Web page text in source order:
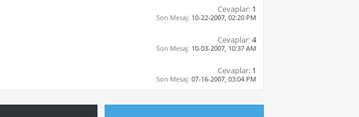
Cevaplar: 1
Son Mesaj: 10-22-2007, 02:20 PM
Cevaplar:4
Son Mesaj: 10-03-2007, 10:37 AM
Cevaplar: 1
Son Mesaj: 07-16-2007, 03:04 PM